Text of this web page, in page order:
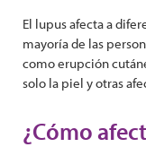
El lupus afecta a
mayoría de las
como erupción
solo la piel y otras
¿Cómo